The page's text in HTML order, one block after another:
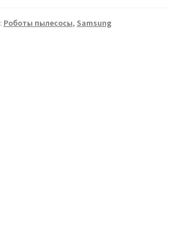
Роботы пылесосы, Samsung